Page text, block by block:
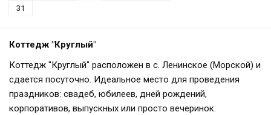
31
Коттедж "Круглый"
Коттедж "Круглый" расположен в с. Ленинское (Морской) и
сдается посуточно. Идеальное место для проведения
праздников: свадеб, юбилеев, дней рождений,
корпоративов, выпускных или просто вечеринок.